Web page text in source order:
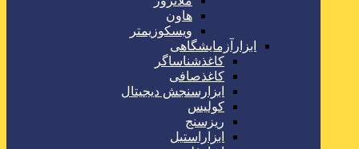
هاون
ویسکوزیمتر
ابزارآزمایشگاهی
کاغذشناساگر
کاغذصافی
ابزارسنجش دیجیتال
کولیس
ریزسنج
ابزاراستیل